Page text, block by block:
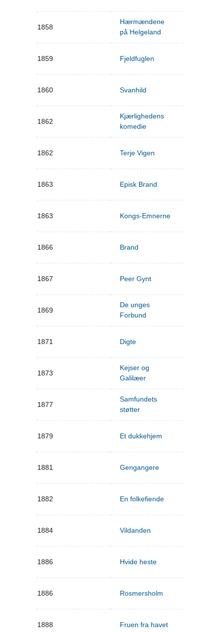
1858
Hærmændene
på Helgeland
1859 Fjeldfuglen
1860 Svanhild
1862
Kjærlighedens
komedie
1862 Terje Vigen
1863 Episk Brand
1863 Kongs-Emnerne
1866 Brand
1867 Peer Gynt
1869
De unges
Forbund
1871 Digte
1873
Kejser og
Galilæer
1877
Samfundets
støtter
1879 Et dukkehjem
1881 Gengangere
1882 En folkefiende
1884 Vildanden
1886 Hvide heste
1886 Rosmersholm
1888 Fruen fra havet